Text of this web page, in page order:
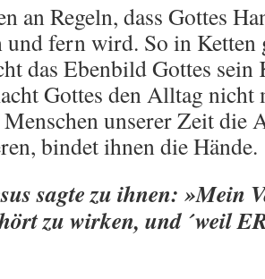
an Regeln, dass Gottes
fern wird. So in Ketten
das Ebenbild Gottes
Gottes den Alltag nicht
unserer Zeit die
bindet ihnen die Hände.
sagte zu ihnen: »Mein
zu wirken, und ´weil